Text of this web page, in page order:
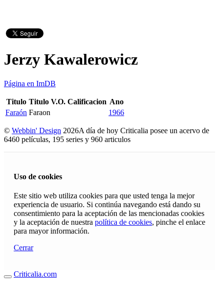
Jerzy Kawalerowicz
Página en ImDB
Titulo Titulo V.O. Calificacion Ano
Faraón Faraon 1966
© Webbin' Design 2026A día de hoy Criticalia posee un acervo de
6460 películas, 195 series y 960 articulos
Uso de cookies
Este sitio web utiliza cookies para que usted tenga la mejor
experiencia de usuario. Si continúa navegando está dando su
consentimiento para la aceptación de las mencionadas cookies
y la aceptación de nuestra política de cookies, pinche el enlace
para mayor información.
Cerrar
Criticalia.com